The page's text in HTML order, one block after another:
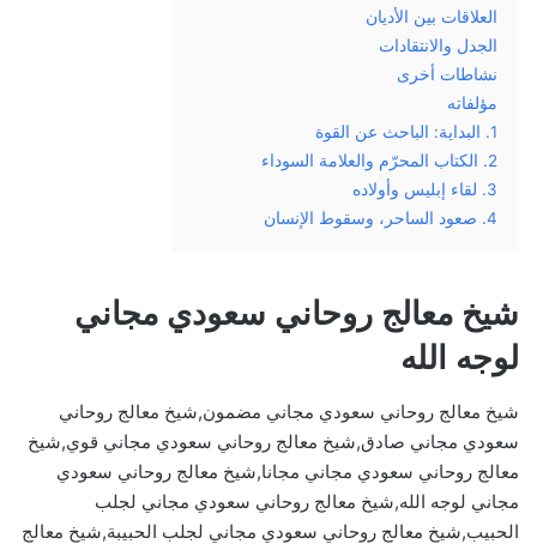
العلاقات بين الأديان
الجدل والانتقادات
نشاطات أخرى
مؤلفاته
1. البداية: الباحث عن القوة
2. الكتاب المحرّم والعلامة السوداء
3. لقاء إبليس وأولاده
4. صعود الساحر، وسقوط الإنسان
شيخ معالج روحاني سعودي مجاني
لوجه الله
شيخ معالج روحاني سعودي مجاني مضمون,شيخ معالج روحاني
سعودي مجاني صادق,شيخ معالج روحاني سعودي مجاني قوي,شيخ
معالج روحاني سعودي مجاني مجانا,شيخ معالج روحاني سعودي
مجاني لوجه الله,شيخ معالج روحاني سعودي مجاني لجلب
الحبيب,شيخ معالج روحاني سعودي مجاني لجلب الحبيبة,شيخ معالج